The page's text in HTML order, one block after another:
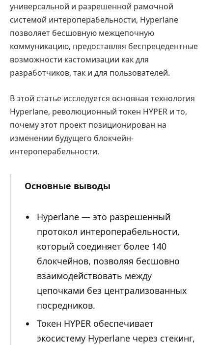
универсальной и разрешенной рамочной
системой интероперабельности, Hyperlane
позволяет бесшовную межцепочную
коммуникацию, предоставляя беспрецедентные
возможности кастомизации как для
разработчиков, так и для пользователей.
В этой статье исследуется основная технология
Hyperlane, революционный токен HYPER и то,
почему этот проект позиционирован на
изменении будущего блокчейн-
интероперабельности.
Основные выводы
Hyperlane — это разрешенный
протокол интероперабельности,
который соединяет более 140
блокчейнов, позволяя бесшовно
взаимодействовать между
цепочками без централизованных
посредников.
Токен HYPER обеспечивает
экосистему Hyperlane через стекинг,